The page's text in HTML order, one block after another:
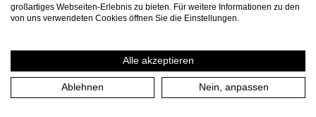
Bock (UA)
Circus Oresteia (UA)
Das Band. Freundschaft als Lebensform
Das eingebildete Tier
Das Kalkwerk
Der kleine Prinz
großartiges Webseiten-Erlebnis zu bieten. Für weitere Informationen zu den
von uns verwendeten Cookies öffnen Sie die Einstellungen.
Alle akzeptieren
Ablehnen Nein, anpassen